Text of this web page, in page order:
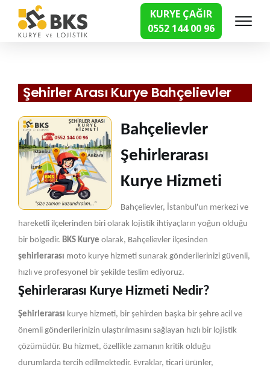
KURYE ÇAĞIR
0552 144 00 96
Hızlı Kurye Hizmetleri
Şehirler Arası Kurye Bahçelievler
Bahçelievler
Şehirlerarası
Kurye Hizmeti
Bahçelievler, İstanbul'un merkezi ve
hareketli ilçelerinden biri olarak lojistik ihtiyaçların yoğun olduğu
bir bölgedir. BKS Kurye olarak, Bahçelievler ilçesinden
şehirlerarası moto kurye hizmeti sunarak gönderilerinizi güvenli,
hızlı ve profesyonel bir şekilde teslim ediyoruz.
Şehirlerarası Kurye Hizmeti Nedir?
Şehirlerarası kurye hizmeti, bir şehirden başka bir şehre acil ve
önemli gönderilerinizin ulaştırılmasını sağlayan hızlı bir lojistik
çözümüdür. Bu hizmet, özellikle zamanın kritik olduğu
durumlarda tercih edilmektedir. Evraklar, ticari ürünler,